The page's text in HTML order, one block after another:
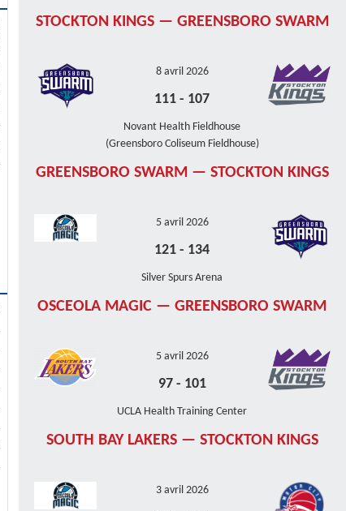
STOCKTON KINGS — GREENSBORO SWARM
8 avril 2026
111 - 107
Novant Health Fieldhouse
(Greensboro Coliseum Fieldhouse)
GREENSBORO SWARM — STOCKTON KINGS
5 avril 2026
121 - 134
Silver Spurs Arena
OSCEOLA MAGIC — GREENSBORO SWARM
5 avril 2026
97- 101
UCLA Health Training Center
SOUTH BAY LAKERS — STOCKTON KINGS
3 avril 2026